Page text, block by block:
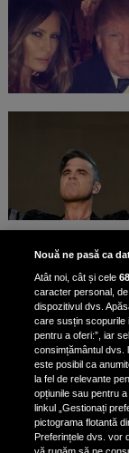
Nouă ne pasă ca
Atât noi, cât și cele
caracter personal,
dispozitivul dvs.
care susțin scopurile
pentru a oferi:”, iar
consimțământul dvs.
este posibil ca
la fel de relevante
opțiunile sau pentru
linkul „Gestionați
pictograma flotantă
Preferințele dvs. vor